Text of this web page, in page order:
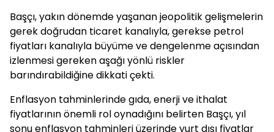
Başçı, yakın dönemde yaşanan jeopolitik gelişmelerin
gerek doğrudan ticaret kanalıyla, gerekse petrol
fiyatları kanalıyla büyüme ve dengelenme açısından
izlenmesi gereken aşağı yönlü riskler
barındırabildiğine dikkati çekti.
Enflasyon tahminlerinde gıda, enerji ve ithalat
fiyatlarının önemli rol oynadığını belirten Başçı, yıl
sonu enflasyon tahminleri üzerinde yurt dışı fiyatlar